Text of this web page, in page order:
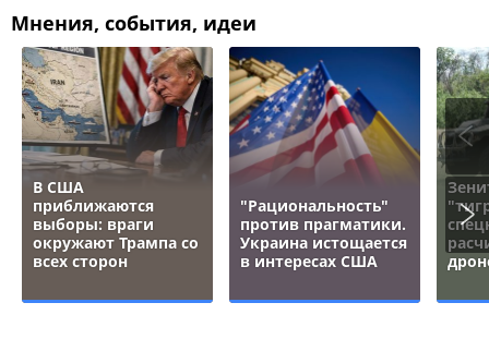
Мнения, события, идеи
В США
приближаются
выборы: враги
окружают Трампа со
всех сторон
"Рациональность"
против прагматики.
Украина истощается
в интересах США